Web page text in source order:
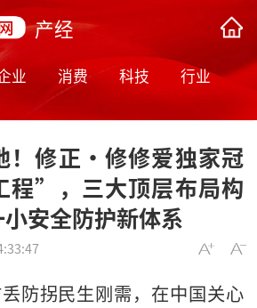
产经
业 消费 科技
行业
！修正•修修爱独家冠
”，三大顶层布局构
安全防护新体系
防拐民生刚需，在中国关心